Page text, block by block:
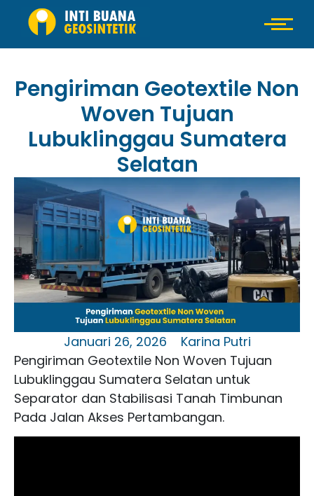
Pengiriman Geotextile Non
Woven Tujuan
Lubuklinggau Sumatera
Selatan
Januari 26, 2026
Karina Putri
Pengiriman Geotextile Non Woven Tujuan
Lubuklinggau Sumatera Selatan untuk
Separator dan Stabilisasi Tanah Timbunan
Pada Jalan Akses Pertambangan.